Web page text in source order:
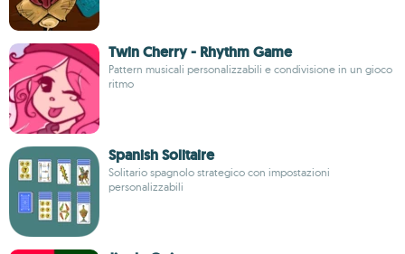
Twin Cherry - Rhythm Game
Pattern musicali personalizzabili e condivisione in un gioco
ritmo
Spanish Solitaire
Solitario spagnolo strategico con impostazioni
personalizzabili